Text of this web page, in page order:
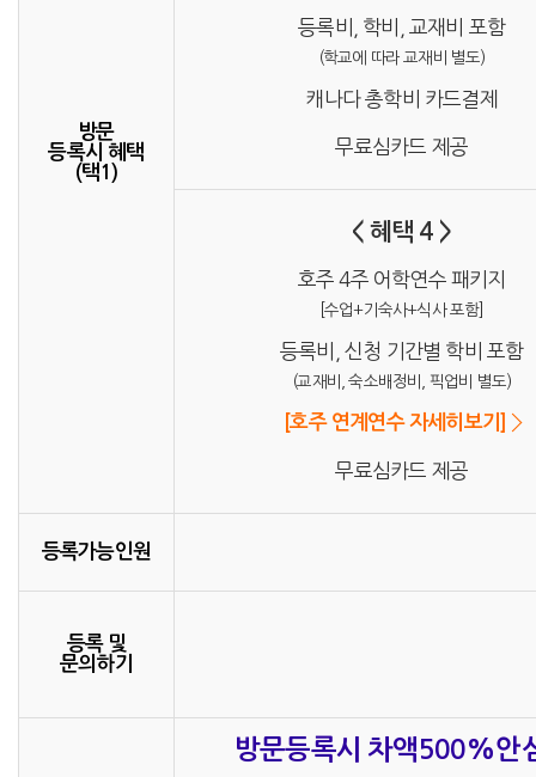
방문
등록시 혜택
(택1)
등록비, 학비, 교재비 포함
(학교에 따라 교재비 별도)
캐나다 총학비 카드결제
무료심카드 제공
< 혜택 4 >
호주 4주 어학연수 패키지
[수업+기숙사+식사 포함]
등록비, 신청 기간별 학비 포함
(교재비, 숙소배정비, 픽업비 별도)
[호주 연계연수 자세히보기]
무료심카드 제공
등록가능인원
등록 및
문의하기
방문등록시 차액500%안